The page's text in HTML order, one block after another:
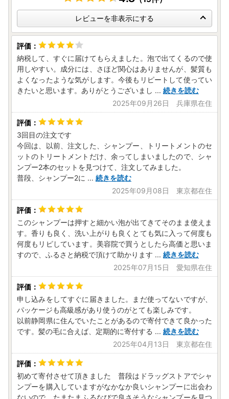
レビューを非表示にする
納税して、すぐに届けてもらえました。泡で出てくるので使
用しやすい。成分には、さほど関心はありませんが、髪質も
よくなったような気がします。今後もリピートして使ってい
きたいと思います。ありがとうございまし ... 続きを読む
2025年09月26日 兵庫県在住
3回目の注文です
今回は、以前、注文した、シャンプー、トリートメントのセ
ットのトリートメントだけ、余ってしまいましたので、シャ
ンプー2本のセットを見つけて、注文してみました。
普段、シャンプー2に ... 続きを読む
2025年09月08日 東京都在住
このシャンプーは押すと細かい泡が出てきてそのまま使えま
す。香りも良く、洗い上がりも良くとても気に入って何度も
何度もリピしています。美容院で買うとしたら高価と思いま
すので、ふるさと納税で頂けて助かります ... 続きを読む
2025年07月15日 愛知県在住
申し込みをしてすぐに届きました。まだ使ってないですが、
パッケージも高級感があり使うのがとても楽しみです。
以前静岡県に住んでいたことがあるので寄付できて良かった
です。髪の毛に合えば、定期的に寄付する ... 続きを読む
2025年04月13日 東京都在住
初めて寄付させて頂きました 普段はドラッグストアでシャ
ンプーを購入していますがなかなか良いシャンプーに出会わ